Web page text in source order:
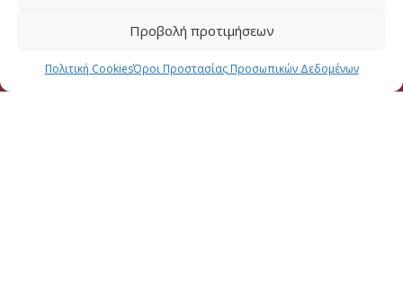
Προβολή προτιμήσεων
Πολιτική CookiesΌροι Προστασίας Προσωπικών Δεδομένων
Μηνυμα